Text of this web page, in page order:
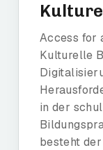
Access for
Kulturelle
in der
besteht der